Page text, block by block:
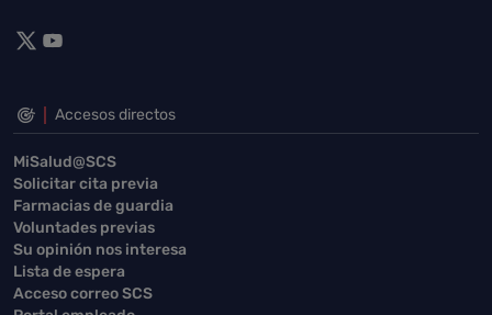
Accesos directos
MiSalud@SCS
Solicitar cita previa
Farmacias de guardia
Voluntades previas
Su opinión nos interesa
Lista de espera
Acceso correo SCS